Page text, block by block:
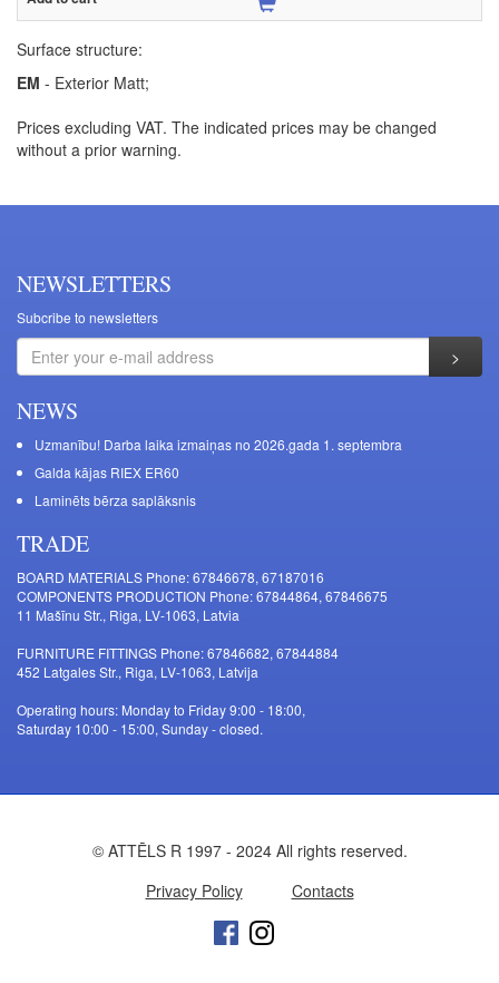
Surface structure:
EM - Exterior Matt;
Prices excluding VAT. The indicated prices may be changed
without a prior warning.
NEWSLETTERS
Subcribe to newsletters
NEWS
Uzmanību! Darba laika izmaiņas no 2026.gada 1. septembra
Galda kājas RIEX ER60
Laminēts bērza saplāksnis
TRADE
BOARD MATERIALS Phone: 67846678, 67187016
COMPONENTS PRODUCTION Phone: 67844864, 67846675
11 Mašīnu Str., Riga, LV-1063, Latvia
FURNITURE FITTINGS Phone: 67846682, 67844884
452 Latgales Str., Riga, LV-1063, Latvija
Operating hours: Monday to Friday 9:00 - 18:00,
Saturday 10:00 - 15:00, Sunday - closed.
© ATTĒLS R 1997 - 2024 All rights reserved.
Privacy Policy
Contacts